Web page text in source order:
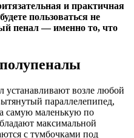
и практичная
пользоваться не
пенал — именно то, что
возле любой
параллелепипед,
самую маленькую по
максимальной
с тумбочками под